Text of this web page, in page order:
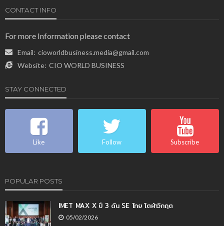
CONTACT INFO
For more Information please contact
Email: cioworldbusiness.media@gmail.com
Website: CIO WORLD BUSINESS
STAY CONNECTED
Like Follow Subscribe
POPULAR POSTS
IMET MAX X ปี 3 ดัน SE ไทย โตฝ่าวิกฤต
05/02/2026